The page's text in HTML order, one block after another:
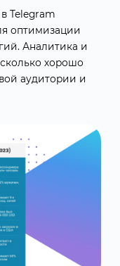
Telegram
оптимизации
Аналитика и
хорошо
аудитории и